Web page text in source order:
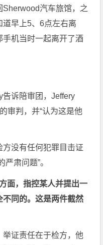
汽车旅馆，之
早上5、6点左右离
机当时一起离开了酒
诉陪审团，Jeffery
审判，并“认为这是他
方没有任何犯罪目击证
肃问题”。
面，指控某人并提出一
同的。这是两件截然
举证责任在于检方，他